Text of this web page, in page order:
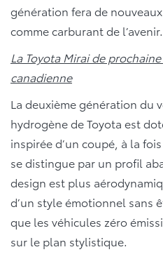
génération fera de
comme carburant de
La Toyota Mirai de
canadienne
La deuxième génération du
hydrogène de Toyota est
inspirée d’un coupé, à la
se distingue par un profil
design est plus
d’un style émotionnel sans
que les véhicules zéro
sur le plan stylistique.